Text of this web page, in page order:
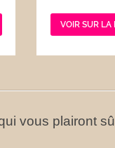
VOIR SUR LA
vous plairont